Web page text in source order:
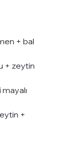
+ bal
+ zeytin
mayalı
+